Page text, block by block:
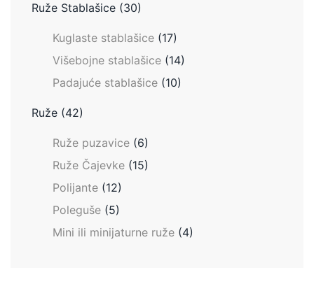
Ruže Stablašice (30)
Kuglaste stablašice (17)
Višebojne stablašice (14)
Padajuće stablašice (10)
Ruže (42)
Ruže puzavice (6)
Ruže Čajevke (15)
Polijante (12)
Poleguše (5)
Mini ili minijaturne ruže (4)